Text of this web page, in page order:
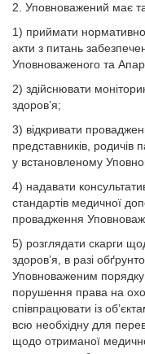
2. Уповноважений має
1) приймати
акти з питань
Уповноваженого та
2) здійснювати
здоров’я;
3) відкривати
представників, родичів
у встановленому
4) надавати
стандартів медичної
провадження
5) розглядати скарги
здоров’я, в разі
Уповноваженим
порушення права на
співпрацювати із
всю необхідну для
щодо отриманої